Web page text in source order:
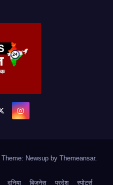
Theme: Newsup by Themeansar.
दुनिया बिजनेस प्रदेश स्पोर्ट्स